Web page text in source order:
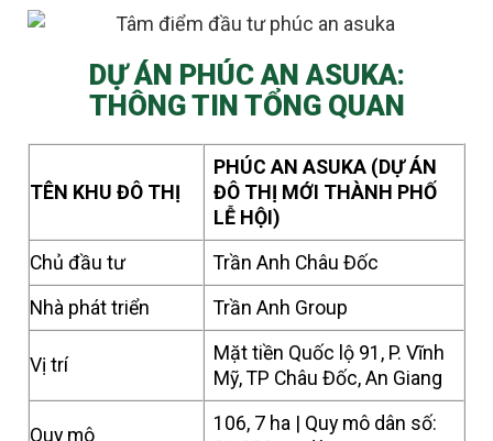
DỰ ÁN PHÚC AN ASUKA:
THÔNG TIN TỔNG QUAN
TÊN KHU ĐÔ THỊ
PHÚC AN ASUKA (DỰ ÁN
ĐÔ THỊ MỚI THÀNH PHỐ
LỄ HỘI)
Chủ đầu tư
Trần Anh Châu Đốc
Nhà phát triển
Trần Anh Group
Vị trí
Mặt tiền Quốc lộ 91, P. Vĩnh
Mỹ, TP Châu Đốc, An Giang
Quy mô
106, 7 ha | Quy mô dân số: